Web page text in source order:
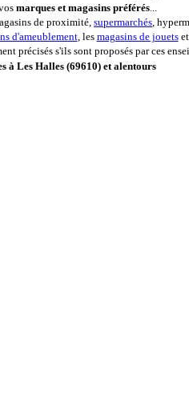
marques et magasins préférés...
de proximité, supermarchés,
d'ameublement, les magasins de jouetset
précisés s'ils sont proposés par ces
à Les Halles (69610) et alentours